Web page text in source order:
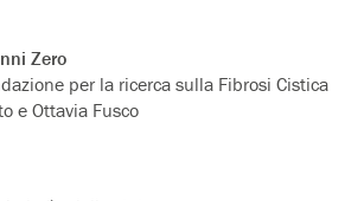
Zero
per la ricerca sulla Fibrosi Cistica
e Ottavia Fusco